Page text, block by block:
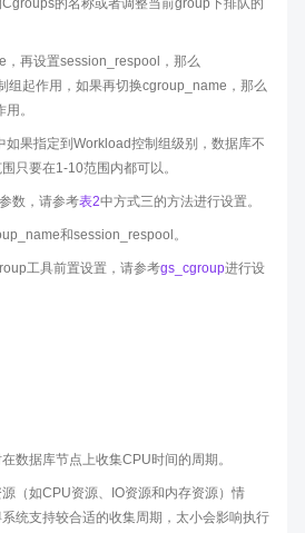
Cgroups的名称或者调整当前group下排队的
，再设置session_respool，那么
组起作用，如果再切换cgroup_name，那么
。
果指定到Workload控制组级别，数据库不
只要在1-10范围内都可以。
数，请参考表2中方式三的方法进行设置。
和session_respool。
工具前置设置，请参考gs_cgroup进行设
数据库节点上收集CPU时间的周期。
（如CPU资源、IO资源和内存资源）情
统支持较合适的收集周期，太小会影响执行